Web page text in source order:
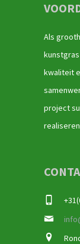
Als
kwaliteit
project